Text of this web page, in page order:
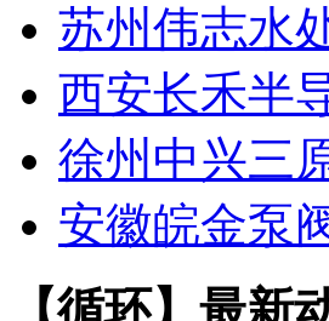
苏州伟志水
西安长禾半
徐州中兴三
安徽皖金泵
【循环】最新